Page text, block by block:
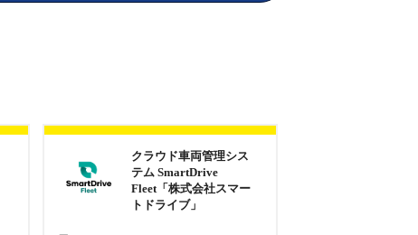
クラウド車両管理シス
テム SmartDrive
Fleet「株式会社スマー
トドライブ」